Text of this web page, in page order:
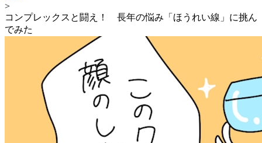
>
コンプレックスと闘え！ 長年の悩み「ほうれい線」に挑ん
でみた